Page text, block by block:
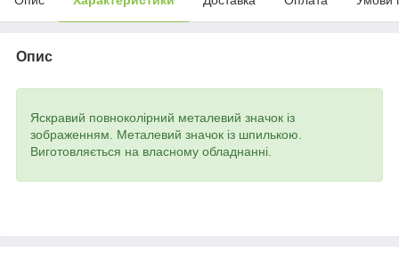
Опис
Яскравий повноколірний металевий значок із
зображенням. Металевий значок із шпилькою.
Виготовляється на власному обладнанні.